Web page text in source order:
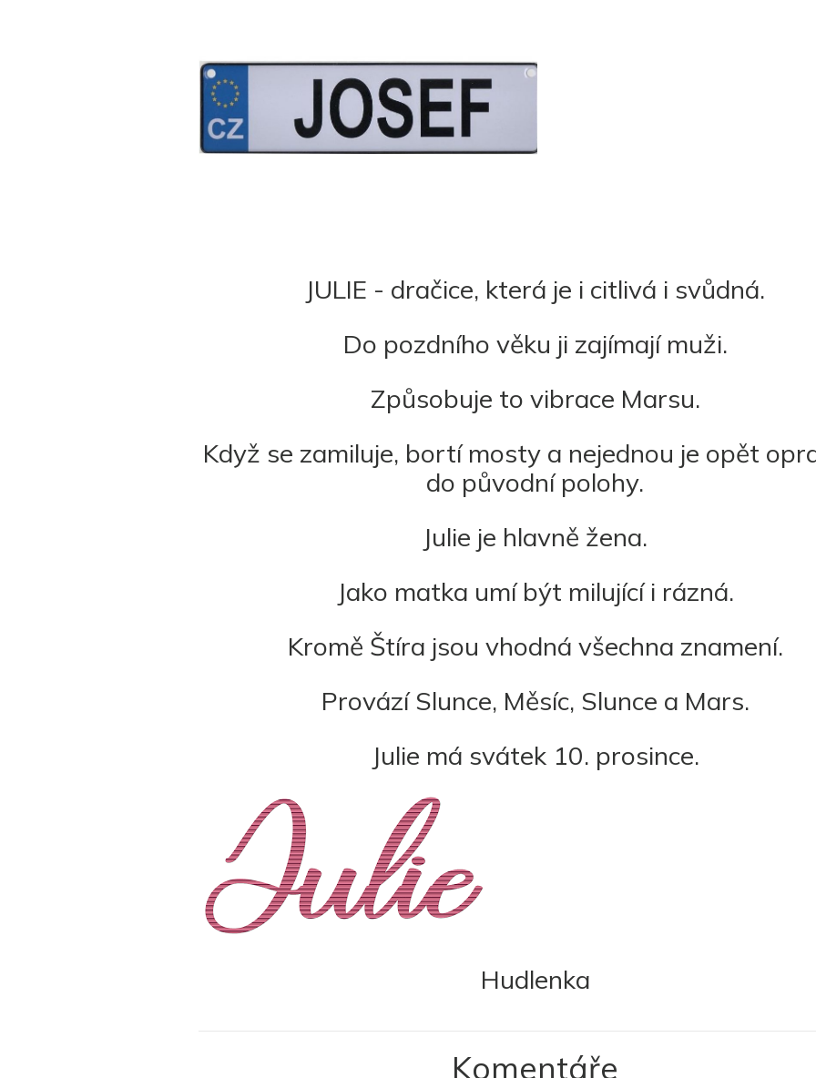
JULIE - dračice, která je i citlivá i svůdná.
Do pozdního věku ji zajímají muži.
Způsobuje to vibrace Marsu.
Když se zamiluje, bortí mosty a nejednou je opět
do původní polohy.
Julie je hlavně žena.
Jako matka umí být milující i rázná.
Kromě Štíra jsou vhodná všechna znamení.
Provází Slunce, Měsíc, Slunce a Mars.
Julie má svátek 10. prosince.
Hudlenka
Komentáře